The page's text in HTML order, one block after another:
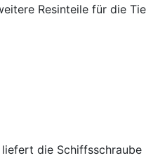
Resinteile für die
die